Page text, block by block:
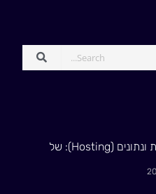
אירוח מערכות ונתונים (Hosting): של